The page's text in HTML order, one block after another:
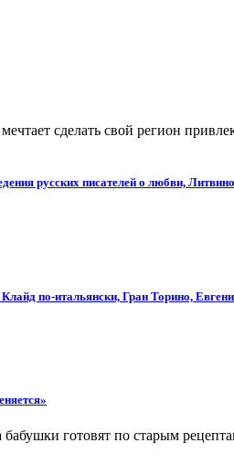
сделать свой регион
русских писателей о любви,
по-итальянски, Гран Торино,
готовят по старым